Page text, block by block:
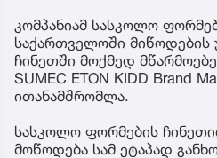
კომპანიამ სასკოლო
საქართველოში
ჩინეთში მოქმედ
SUMEC ETON KIDD Brand
ითანამშრომლა.
სასკოლო ფორმების
მოწოდება სამ ეტაპად